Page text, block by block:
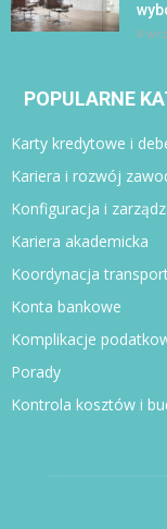
4
POPULARNE
Karty kredytowe i
Kariera i rozwój
Konfiguracja i
Kariera akademicka
Koordynacja
Konta bankowe
Komplikacje
Porady
Kontrola kosztów i